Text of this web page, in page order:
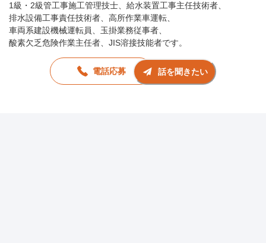
1級・2級管工事施工管理技士、給水装置工事主任技術者、
排水設備工事責任技術者、高所作業車運転、
車両系建設機械運転員、玉掛業務従事者、
酸素欠乏危険作業主任者、JIS溶接技能者です。
電話応募 話を聞きたい